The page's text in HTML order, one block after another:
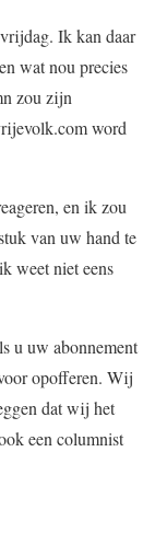
Ik kan daar
wat nou precies
zou zijn
word
en ik zou
van uw hand te
weet niet eens
u uw abonnement
opofferen. Wij
dat wij het
een columnist